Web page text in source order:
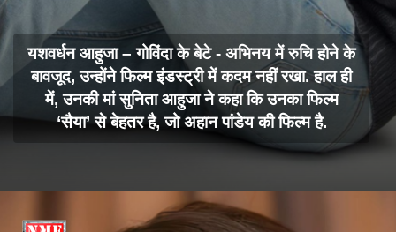
यशवर्धन आहुजा – गोविंदा के बेटे - अभिनय में रुचि होने के
बावजूद, उन्होंने फिल्म इंडस्ट्री में कदम नहीं रखा. हाल ही
में, उनकी मां सुनिता आहुजा ने कहा कि उनका फिल्म
‘सैया’ से बेहतर है, जो अहान पांडेय की फिल्म है.